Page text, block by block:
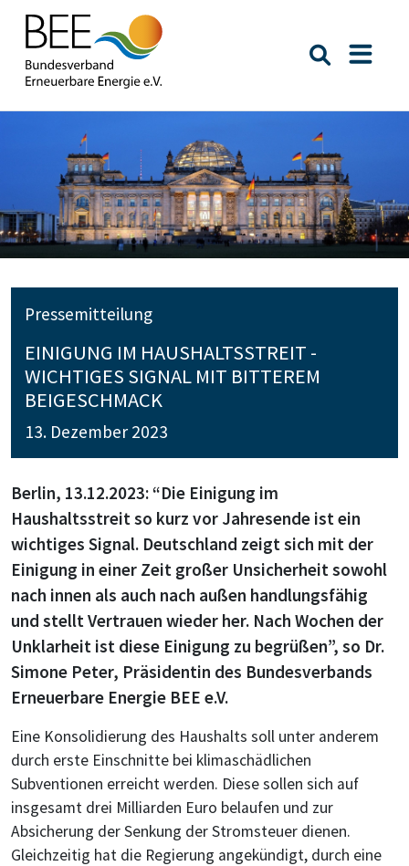
Suche
Pressemitteilung
EINIGUNG IM HAUSHALTSSTREIT -
WICHTIGES SIGNAL MIT BITTEREM
BEIGESCHMACK
13. Dezember 2023
Berlin, 13.12.2023: “Die Einigung im
Haushaltsstreit so kurz vor Jahresende ist ein
wichtiges Signal. Deutschland zeigt sich mit der
Einigung in einer Zeit großer Unsicherheit sowohl
nach innen als auch nach außen handlungsfähig
und stellt Vertrauen wieder her. Nach Wochen der
Unklarheit ist diese Einigung zu begrüßen”, so Dr.
Simone Peter, Präsidentin des Bundesverbands
Erneuerbare Energie BEE e.V.
Eine Konsolidierung des Haushalts soll unter anderem
durch erste Einschnitte bei klimaschädlichen
Subventionen erreicht werden. Diese sollen sich auf
insgesamt drei Milliarden Euro belaufen und zur
Absicherung der Senkung der Stromsteuer dienen.
Gleichzeitig hat die Regierung angekündigt, durch eine